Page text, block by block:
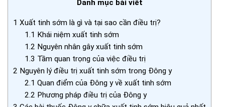
Danh mục bài viết
1 Xuất tinh sớm là gì và tại sao cần điều trị?
1.1 Khái niệm xuất tinh sớm
1.2 Nguyên nhân gây xuất tinh sớm
1.3 Tầm quan trọng của việc điều trị
2 Nguyên lý điều trị xuất tinh sớm trong Đông y
2.1 Quan điểm của Đông y về xuất tinh sớm
2.2 Phương pháp điều trị của Đông y